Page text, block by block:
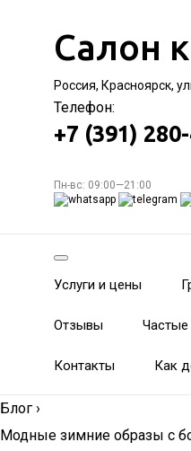
Салон
Россия, Красноярск,
Телефон:
+7 (391)
Пн-вс: 09:00—21:00
Услуги и цены
Отзывы
Контакты Как
Блог ›
Модные зимние образы с